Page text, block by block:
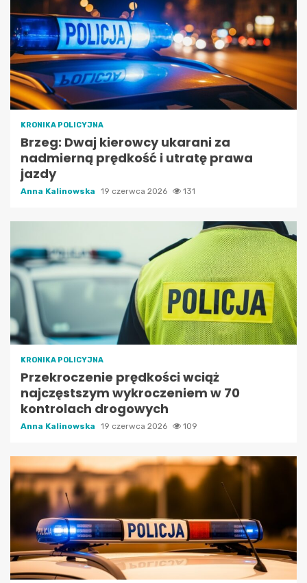
KRONIKA POLICYJNA
Brzeg: Dwaj kierowcy ukarani za
nadmierną prędkość i utratę prawa
jazdy
Anna Kalinowska 19 czerwca 2026 131
KRONIKA POLICYJNA
Przekroczenie prędkości wciąż
najczęstszym wykroczeniem w 70
kontrolach drogowych
Anna Kalinowska 19 czerwca 2026 109